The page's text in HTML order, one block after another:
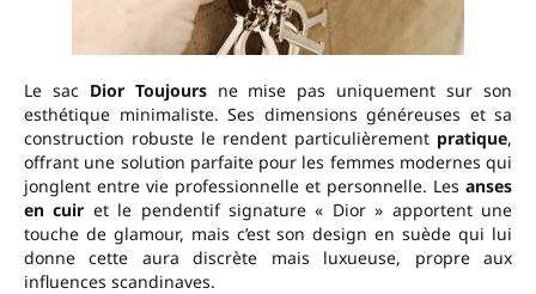
Le sac Dior Toujoursne mise pas uniquement sur son
esthétique minimaliste. Ses dimensions généreuses et sa
construction robuste le rendent particulièrement pratique,
offrant une solution parfaite pour les femmes modernes qui
jonglent entre vie professionnelle et personnelle. Les anses
en cuir et le pendentif signature « Dior » apportent une
touche de glamour, mais c’est son design en suède qui lui
donne cette aura discrète mais luxueuse, propre aux
influences scandinaves.